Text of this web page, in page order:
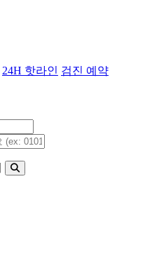
24H 핫라인 검진 예약